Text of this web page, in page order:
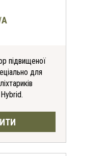
А
підвищеної
для